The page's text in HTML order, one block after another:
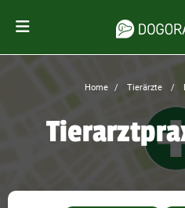
Home Tierärzte